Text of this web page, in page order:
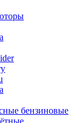
бензиновые